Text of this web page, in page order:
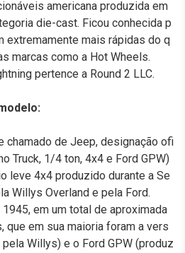
americana produzida em
die-cast. Ficou conhecida p
extremamente mais rápidas do q
marcas como a Hot Wheels.
pertence a Round 2 LLC.
chamado de Jeep, designação ofi
Truck, 1/4 ton, 4x4 e Ford GPW)
leve 4x4 produzido durante a Se
Willys Overland e pela Ford.
em um total de aproximada
que em sua maioria foram a vers
Willys) e o Ford GPW (produz